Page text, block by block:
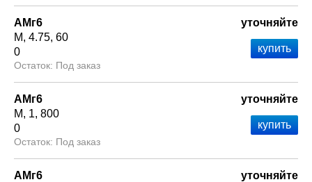
АМг6
М 4.75 60
0
Под заказ
уточняйте
АМг6
М
1 800
0
Под заказ
уточняйте
АМг6
уточняйте